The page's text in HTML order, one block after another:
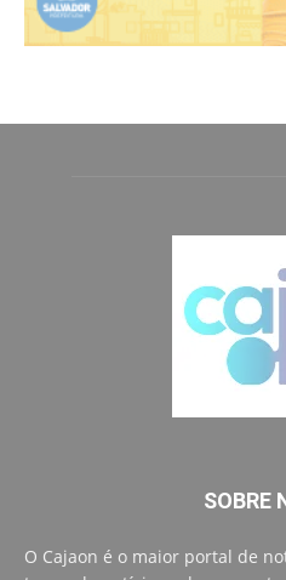
SOBRE
O Cajaon é o maior portal de